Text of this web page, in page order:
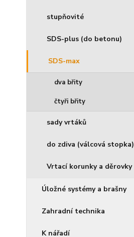
stupňovité
SDS-plus (do betonu)
SDS-max
dva břity
čtyři břity
sady vrtáků
do zdiva (válcová stopka)
Vrtací korunky a děrovky
Úložné systémy a brašny
Zahradní technika
K nářadí